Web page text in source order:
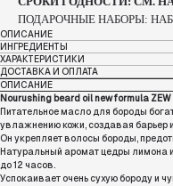
ПОДАРОЧНЫЕ НАБОРЫ:
ОПИСАНИЕ
ИНГРЕДИЕНТЫ
ХАРАКТЕРИСТИКИ
ДОСТАВКА И ОПЛАТА
ОПИСАНИЕ
Nourushing beard oil new formula
Питательное масло для бороды
увлажнению кожи, создавая барьер
Он укрепляет волосы бороды,
Натуральный аромат цедры лимона
до 12 часов.
Успокаивает очень сухую бороду и